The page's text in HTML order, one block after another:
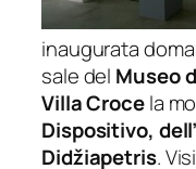
inaugurata
sale del Museo
Villa Crocela
Dispositivo,
Didžiapetris.